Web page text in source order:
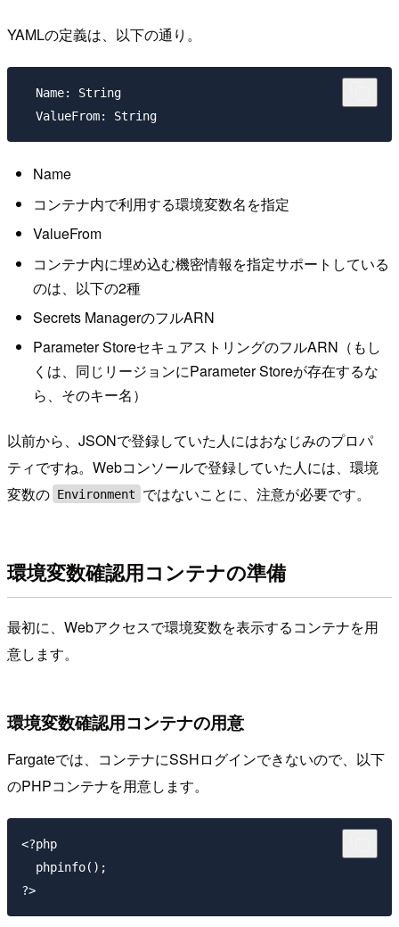
YAMLの定義は、以下の通り。
  Name: String
Name
コンテナ内で利用する環境変数名を指定
ValueFrom
コンテナ内に埋め込む機密情報を指定サポートしている
のは、以下の2種
Secrets ManagerのフルARN
Parameter StoreセキュアストリングのフルARN（もし
くは、同じリージョンにParameter Storeが存在するな
ら、そのキー名）
以前から、JSONで登録していた人にはおなじみのプロパ
ティですね。Webコンソールで登録していた人には、環境
変数の Environment ではないことに、注意が必要です。
環境変数確認用コンテナの準備
最初に、Webアクセスで環境変数を表示するコンテナを用
意します。
環境変数確認用コンテナの用意
Fargateでは、コンテナにSSHログインできないので、以下
のPHPコンテナを用意します。
<?php
  phpinfo();